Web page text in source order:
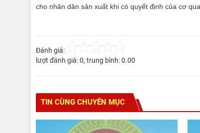
cho nhân dân sản xuất khi có quyết định của cơ
Đánh giá:
lượt đánh giá:0, trung bình:0.00
TIN CÙNG CHUYÊN MỤC